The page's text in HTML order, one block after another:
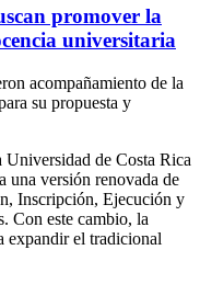
promover la
universitaria
acompañamiento de la
su propuesta y
de Costa Rica
una versión renovada de
Inscripción, Ejecución y
Con este cambio, la
expandir el tradicional